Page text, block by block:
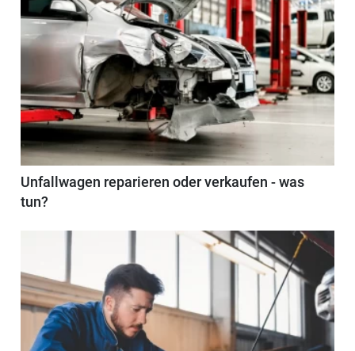
Unfallwagen reparieren oder verkaufen - was
tun?